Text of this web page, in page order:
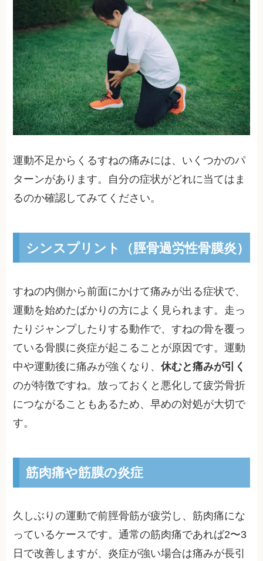
運動不足からくるすねの痛みには、いくつかのパ
ターンがあります。自分の症状がどれに当てはま
るのか確認してみてください。
シンスプリント（脛骨過労性骨膜炎）
すねの内側から前面にかけて痛みが出る症状で、
運動を始めたばかりの方によく見られます。走っ
たりジャンプしたりする動作で、すねの骨を覆っ
ている骨膜に炎症が起こることが原因です。運動
中や運動後に痛みが強くなり、休むと痛みが引く
のが特徴ですね。放っておくと悪化して疲労骨折
につながることもあるため、早めの対処が大切で
す。
筋肉痛や筋膜の炎症
久しぶりの運動で前脛骨筋が疲労し、筋肉痛にな
っているケースです。通常の筋肉痛であれば2〜3
日で改善しますが、炎症が強い場合は痛みが長引